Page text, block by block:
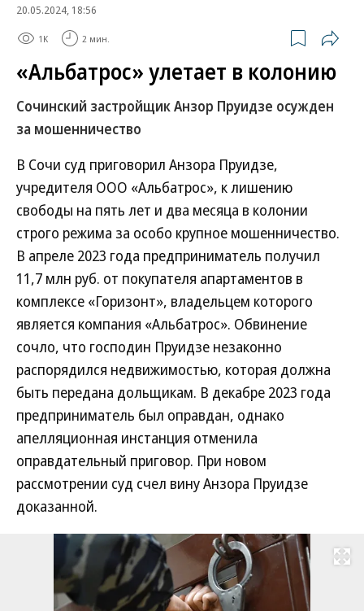
20.05.2024, 18:56
1K 2 мин.
«Альбатрос» улетает в колонию
Сочинский застройщик Анзор Пруидзе осужден
за мошенничество
В Сочи суд приговорил Анзора Пруидзе,
учредителя ООО «Альбатрос», к лишению
свободы на пять лет и два месяца в колонии
строго режима за особо крупное мошенничество.
В апреле 2023 года предприниматель получил
11,7 млн руб. от покупателя апартаментов в
комплексе «Горизонт», владельцем которого
является компания «Альбатрос». Обвинение
сочло, что господин Пруидзе незаконно
распорядился недвижимостью, которая должна
быть передана дольщикам. В декабре 2023 года
предприниматель был оправдан, однако
апелляционная инстанция отменила
оправдательный приговор. При новом
рассмотрении суд счел вину Анзора Пруидзе
доказанной.
Развернуть